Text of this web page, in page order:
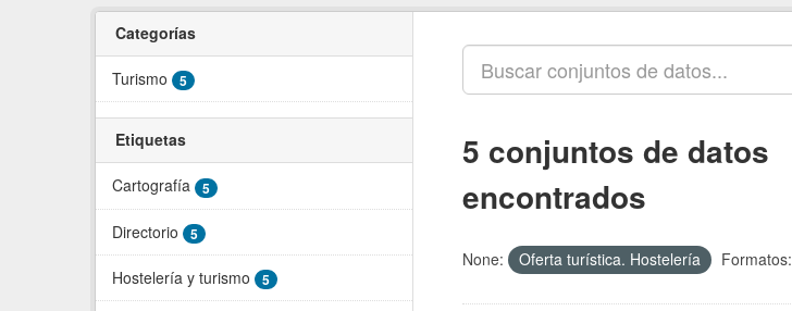
Categorías
Turismo 5
Etiquetas
Cartografía 5
Directorio 5
Hostelería y turismo 5
5 conjuntos de datos
encontrados
None: Oferta turística. Hostelería Formatos: